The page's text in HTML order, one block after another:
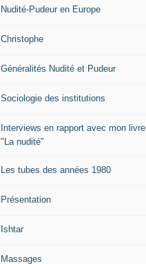
Nudité-Pudeur en Europe
Christophe
Généralités Nudité et Pudeur
Sociologie des institutions
Interviews en rapport avec mon livre
"La nudité"
Les tubes des années 1980
Présentation
Ishtar
Massages